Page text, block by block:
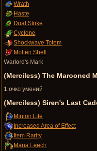
Wrath
Haste
Dual Strike
Cyclone
Shockwave Totem
Molten Shell
Warlord's Mark
(Merciless) The Marooned
1 очко умений
(Merciless) Siren's Last
Minion Life
Increased Area of Effect
Item Rarity
Mana Leech